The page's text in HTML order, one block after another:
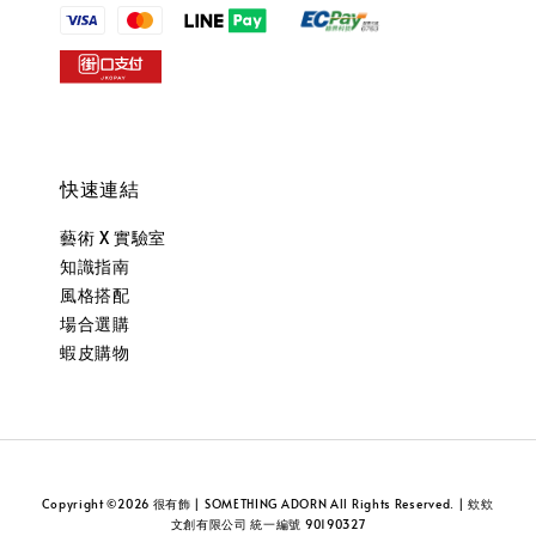
快速連結
藝術 X 實驗室
知識指南
風格搭配
場合選購
蝦皮購物
Copyright ©2026 很有飾 | SOMETHING ADORN All Rights Reserved. | 欸欸
文創有限公司 統一編號 90190327